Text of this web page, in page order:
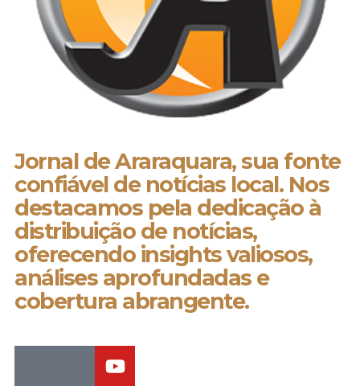
Jornal de Araraquara, sua fonte
confiável de notícias local. Nos
destacamos pela dedicação à
distribuição de notícias,
oferecendo insights valiosos,
análises aprofundadas e
cobertura abrangente.